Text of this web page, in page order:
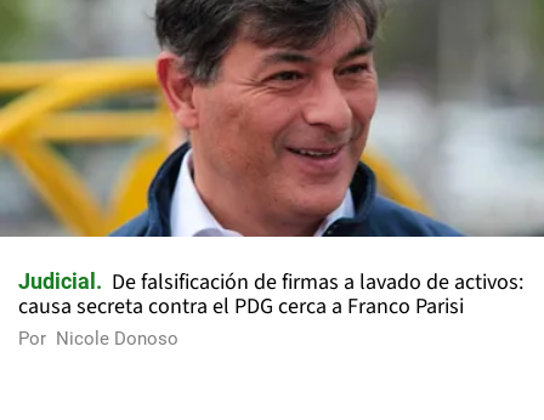
Judicial
De falsificación de firmas a lavado de activos:
causa secreta contra el PDG cerca a Franco Parisi
Por Nicole Donoso